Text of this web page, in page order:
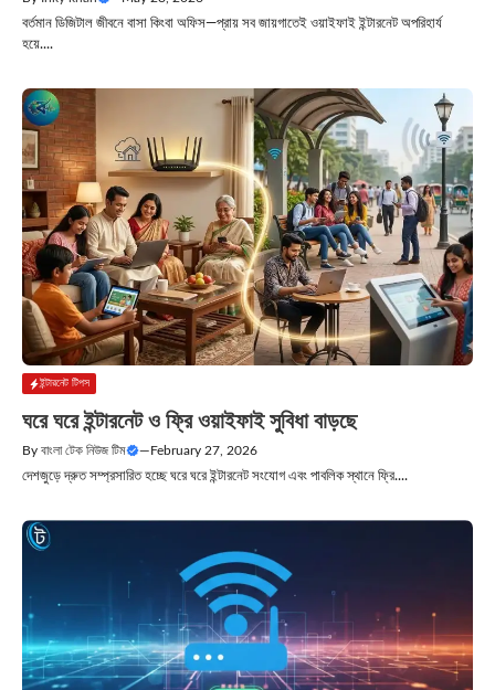
বর্তমান ডিজিটাল জীবনে বাসা কিংবা অফিস—প্রায় সব জায়গাতেই ওয়াইফাই ইন্টারনেট অপরিহার্য
হয়ে....
ইন্টারনেট টিপস
ঘরে ঘরে ইন্টারনেট ও ফ্রি ওয়াইফাই সুবিধা বাড়ছে
By বাংলা টেক নিউজ টিম —February 27, 2026
দেশজুড়ে দ্রুত সম্প্রসারিত হচ্ছে ঘরে ঘরে ইন্টারনেট সংযোগ এবং পাবলিক স্থানে ফ্রি....